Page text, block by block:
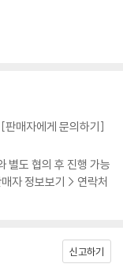
판매자에게 문의하기]
별도 협의 후 진행 가능
자 정보보기 > 연락처
신고하기